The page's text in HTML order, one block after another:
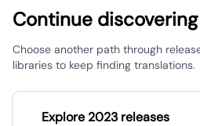
Continue
Choose another path through
libraries to keep finding translations.
Explore 2023 releases